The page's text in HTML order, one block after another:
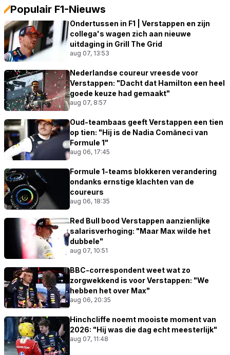
Populair F1-Nieuws
Ondertussen in F1 | Verstappen en zijn
collega's wagen zich aan nieuwe
uitdaging in Grill The Grid
aug 07, 13:53
Nederlandse coureur vreesde voor
Verstappen: "Dacht dat Hamilton een heel
goede keuze had gemaakt"
aug 07, 8:57
Oud-teambaas geeft Verstappen een tien
op tien: "Hij is de Nadia Comăneci van
Formule 1"
aug 06, 17:45
Formule 1-teams blokkeren verandering
ondanks ernstige klachten van de
coureurs
aug 06, 18:35
Red Bull bood Verstappen aanzienlijke
salarisverhoging: "Maar Max wilde het
dubbele"
aug 07, 10:51
BBC-correspondent weet wat zo
zorgwekkend is voor Verstappen: "We
hebben het over Max"
aug 06, 20:35
Hinchcliffe noemt mooiste moment van
2026: "Hij was die dag echt meesterlijk"
aug 07, 11:48